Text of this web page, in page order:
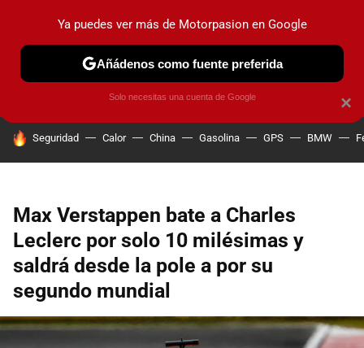
PRUEBAS COCHES ELÉCTRICOS OBSERVATORIO
HOY SE HABLA DE
Seguridad Calor China Gasolina GPS BMW
Max Verstappen bate a Charles
Leclerc por solo 10 milésimas y
saldrá desde la pole a por su
segundo mundial
×
Ya puedes ver más de Motorpasion en Google
Añádenos como fuente preferida
Solo necesitas una cuenta de Google